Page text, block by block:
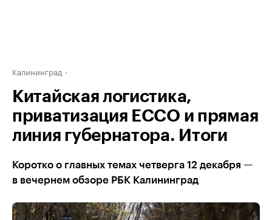
Калининград
Китайская логистика,
приватизация ЕССО и прямая
линия губернатора. Итоги
Коротко о главных темах четверга 12 декабря —
в вечернем обзоре РБК Калининград